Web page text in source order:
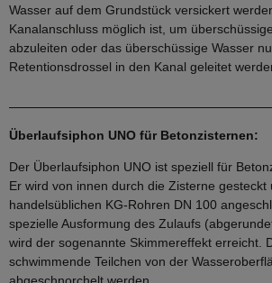
Wasser auf dem Grundstück versickert
Kanalanschluss möglich ist, um
abzuleiten oder das überschüssige Wasser
Retentionsdrossel in den Kanal geleitet
Überlaufsiphon UNO für Betonzisternen:
Der Überlaufsiphon UNO ist speziell für
Er wird von innen durch die Zisterne gesteckt
handelsüblichen KG-Rohren DN 100
spezielle Ausformung des Zulaufs
wird der sogenannte Skimmereffekt erreicht.
schwimmende Teilchen von der